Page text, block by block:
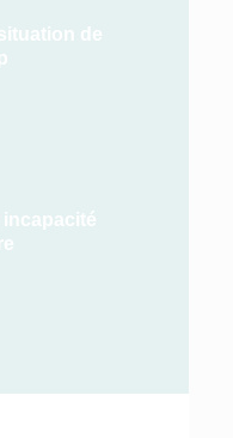
de
incapacité